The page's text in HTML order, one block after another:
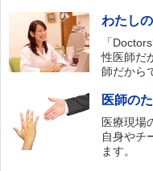
わたし
「
性医師だ
師だから
医師の
医療現場
自身やチ
ます。